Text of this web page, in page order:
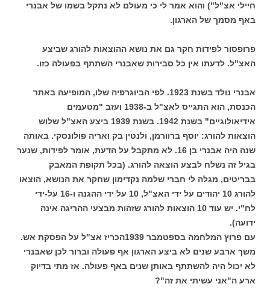
חיילי אצ"ל") והוא אמר לי כי מעולם לא נתקל בשמו של אבנרי
באף מסמך של הארגון.
פרופסור לפידות חקר גם את נושא ההוצאות להורג שביצע
האצ"ל. לדעתו אין כל סבירות שאבנרי השתתף בפעולה כזו.
אבנרי נולד בשנת 1923. לפי הביוגרפיה שלו, המופיעה באתר
הכנסת, הוא התגייס לאצ"ל ב-1938 ועזב "מטעמים
אידיאולוגיים" בשנת 1942. בשנת 1939 ביצע האצ"ל שלוש
הוצאות להורג: יוסף ברוורמן, ולנטין בק ואריה פולונסקי. באותה
שנה היה אבנרי בן 16. לא מתקבל על הדעת, אומר לפידות, שנער
בגיל זה נשלח לבצע הוצאה להורג. (בכל תקופת המאבק
בבריטים, מגלה לי חברי שלמה נקדימון שחקר את הנושא, הוצאו
להורג 10 יהודים על ידי האצ"ל, 10 על ידי ההגנה ו-16 על-ידי
לח"י. יש עוד 10 הוצאות להורג שזהות מבצעי ההריגה אינה
ידועה).
עם פרוץ המלחמה בספטמבר 1939הכריז אצ"ל על הפסקת אש.
משך ארבע שנים לא ביצע הארגון אף פעולה וברור לכן שאבנרי
לא יכול היה להשתתף באותן שנים באף פעולה. אז מתי בדיוק
ארע ה"אני עשיתי את זה"?